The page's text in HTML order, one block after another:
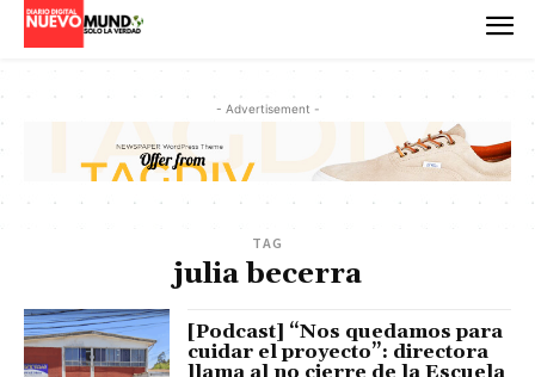
- Advertisement -
TAG
julia becerra
[Podcast] “Nos quedamos para
cuidar el proyecto”: directora